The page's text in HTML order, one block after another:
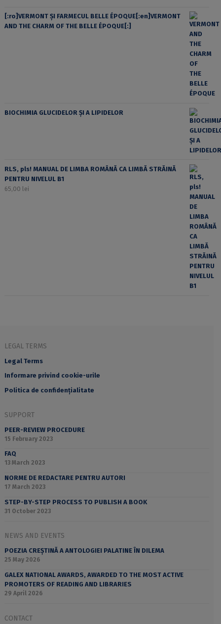
[:ro]VERMONT ȘI FARMECUL BELLE ÉPOQUE[:en]VERMONT
AND THE CHARM OF THE BELLE ÉPOQUE[:]
BIOCHIMIA GLUCIDELOR ȘI A LIPIDELOR
RLS, pls! MANUAL DE LIMBA ROMÂNĂ CA LIMBĂ STRĂINĂ
PENTRU NIVELUL B1
65,00 lei
LEGAL TERMS
Legal Terms
Informare privind cookie-urile
Politica de confidențialitate
SUPPORT
PEER-REVIEW PROCEDURE
15 February 2023
FAQ
13 March 2023
NORME DE REDACTARE PENTRU AUTORI
17 March 2023
STEP-BY-STEP PROCESS TO PUBLISH A BOOK
31 October 2023
NEWS AND EVENTS
POEZIA CREȘTINĂ A ANTOLOGIEI PALATINE ÎN DILEMA
25 May 2026
GALEX NATIONAL AWARDS, AWARDED TO THE MOST ACTIVE
PROMOTERS OF READING AND LIBRARIES
29 April 2026
CONTACT